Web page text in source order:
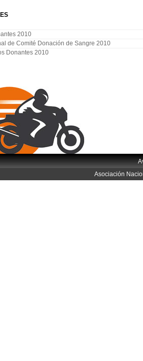
2010
de Comité Donación de Sangre 2010
Donantes 2010
Asociación